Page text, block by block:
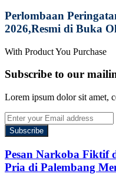
Perlombaan
2026,Resmi di Buka
With Product You Purchase
Subscribe to our
Lorem ipsum dolor sit amet,
Enter
your
Email
address
Pesan Narkoba Fiktif
Pria di Palembang